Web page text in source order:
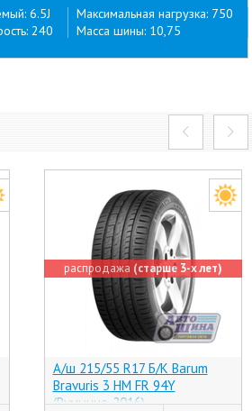
6.5J
240
Максимальная нагрузка: 750
Масса шины: 10,75
распродажа (старше 3-х лет)
А/ш 215/55 R17 Б/К Barum
Bravuris 3 HM FR 94Y
(Румыния, 2016)